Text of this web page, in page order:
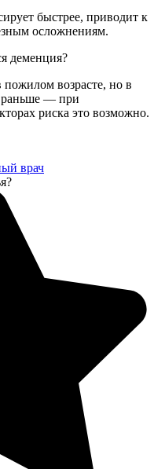
быстрее, приводит к
осложнениям.
деменция?
пожилом возрасте, но в
раньше — при
риска это возможно.
врач